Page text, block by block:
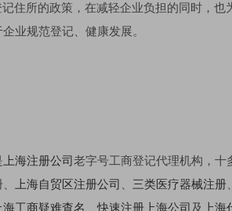
住所的政策，在减轻企业负担的同时，
业规范登记、健康发展。
上海注册公司 老字号工商登记代理机构，十
上海自贸区注册公司 三类医疗器械注册
海工商疑难查名 、快速注册上海公司 及 上